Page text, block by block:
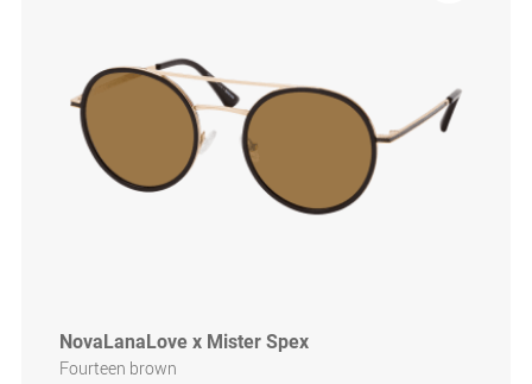
NovaLanaLove x Mister Spex
Fourteen brown